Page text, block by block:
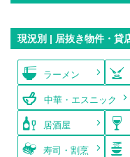
現況別 | 居抜き物件・貸
ラーメン
中華・エスニック
居酒屋
寿司・割烹